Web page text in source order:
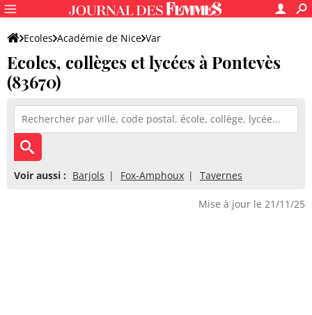
Ecoles Académie de Nice Var
Ecoles, collèges et lycées à Pontevès
(83670)
Voir aussi : Barjols Fox-Amphoux Tavernes
Mise à jour le 21/11/25